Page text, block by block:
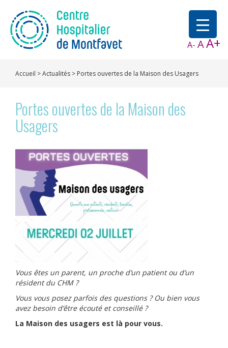
A- AA+
Accueil >Actualités > Portes ouvertes de la Maison des Usagers
Portes ouvertes de la Maison des
Usagers
Vous êtes un parent, un proche d’un patient ou d’un
résident du CHM ?
Vous vous posez parfois des questions ? Ou bien vous
avez besoin d’être écouté et conseillé ?
La Maison des usagers est là pour vous.